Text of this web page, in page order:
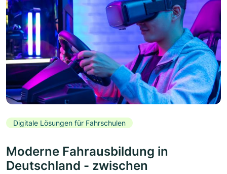
Digitale Lösungen für Fahrschulen
Moderne Fahrausbildung in
Deutschland - zwischen